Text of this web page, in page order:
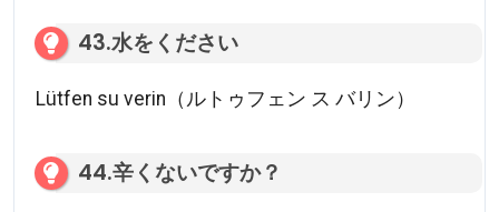
43.水をください
Lütfen su verin（ルトゥフェン ス バリン）
44.辛くないですか？